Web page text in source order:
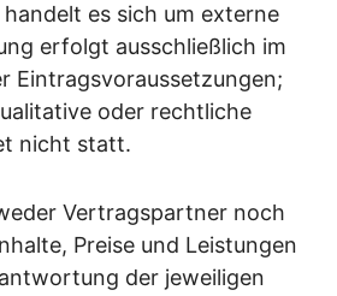
es sich um externe
erfolgt ausschließlich im
Eintragsvoraussetzungen;
oder rechtliche
nicht statt.
Vertragspartner noch
Preise und Leistungen
der jeweiligen